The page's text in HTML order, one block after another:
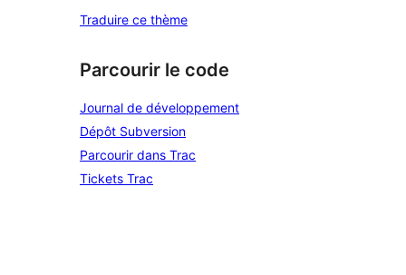
Traduire ce thème
Parcourir le code
Journal de développement
Dépôt Subversion
Parcourir dans Trac
Tickets Trac